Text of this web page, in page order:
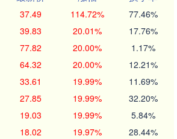
37.49 114.72% 77.46%
39.83 20.01% 17.76%
77.82 20.00% 1.17%
64.32 20.00% 12.21%
33.61 19.99% 11.69%
27.85 19.99% 32.20%
19.03 19.99% 5.84%
18.02 19.97% 28.44%